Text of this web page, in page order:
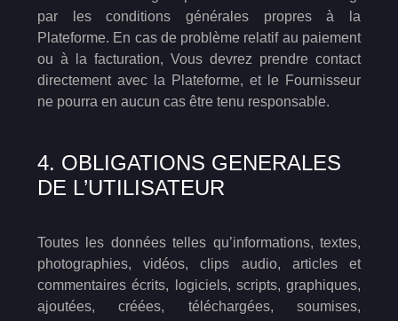
par les conditions générales propres à la
Plateforme. En cas de problème relatif au paiement
ou à la facturation, Vous devrez prendre contact
directement avec la Plateforme, et le Fournisseur
ne pourra en aucun cas être tenu responsable.
4. OBLIGATIONS GENERALES
DE L’UTILISATEUR
Toutes les données telles qu’informations, textes,
photographies, vidéos, clips audio, articles et
commentaires écrits, logiciels, scripts, graphiques,
ajoutées, créées, téléchargées, soumises,